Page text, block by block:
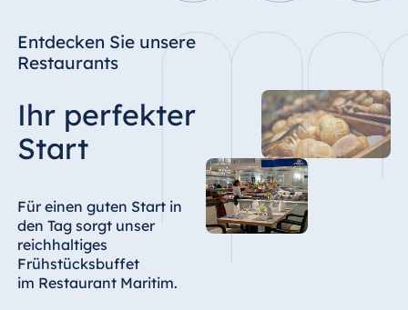
Entdecken Sie unsere
Restaurants
Ihr perfekter
Start
Für einen guten Start in
den Tag sorgt unser
reichhaltiges
Frühstücksbuffet
im Restaurant Maritim.